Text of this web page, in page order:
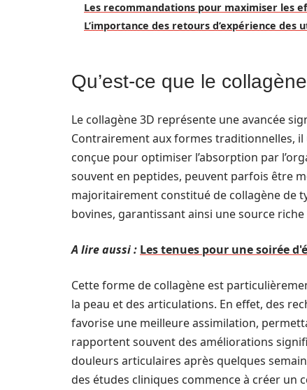
Les recommandations pour maximiser les
L’importance des retours d’expérience des
Qu’est-ce que le
Le collagène 3D représente une avancée
Contrairement aux formes traditionnelles,
conçue pour optimiser l’absorption par
souvent en peptides, peuvent parfois être
majoritairement constitué de collagène de
bovines, garantissant ainsi une source
A lire aussi : Les tenues pour une soirée
Cette forme de collagène est
la peau et des articulations. En effet, des
favorise une meilleure assimilation,
rapportent souvent des améliorations
douleurs articulaires après quelques
des études cliniques commence à créer un